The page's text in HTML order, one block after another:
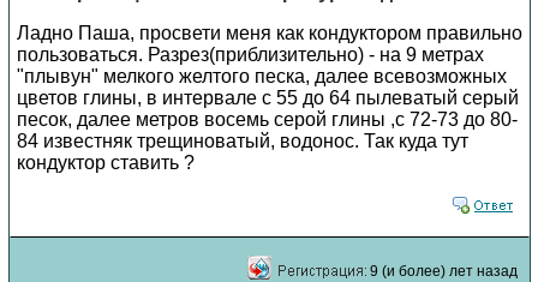
Ладно Паша, просвети меня как кондуктором правильно
пользоваться. Разрез(приблизительно) - на 9 метрах
"плывун" мелкого желтого песка, далее всевозможных
цветов глины, в интервале с 55 до 64 пылеватый серый
песок, далее метров восемь серой глины ,с 72-73 до 80-
84 известняк трещиноватый, водонос. Так куда тут
кондуктор ставить ?
9 (и более) лет назад